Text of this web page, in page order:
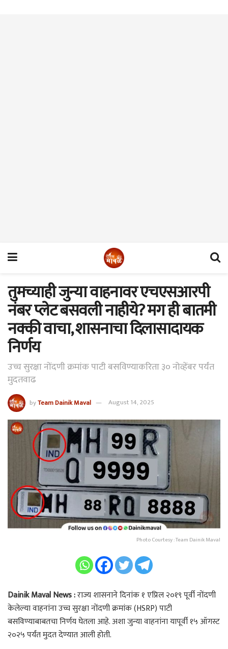
तुमच्याही जुन्या वाहनावर एचएसआरपी
नंबर प्लेट बसवली नाहीये? मग ही बातमी
नक्की वाचा, शासनाचा दिलासादायक
निर्णय
उच्च सुरक्षा नोंदणी क्रमांक पाटी बसविण्याकरिता ३० नोव्हेंबर पर्यंत
मुदतवाढ
byTeam Dainik Maval August 14, 2025
Photo Courtesy : Team Dainik Maval
Dainik Maval News :राज्य शासनाने दिनांक १ एप्रिल २०१९ पूर्वी नोंदणी
केलेल्या वाहनांना उच्च सुरक्षा नोंदणी क्रमांक (HSRP) पाटी
बसविण्याबाबतचा निर्णय घेतला आहे. अशा जुन्या वाहनांना यापूर्वी १५ ऑगस्ट
२०२५ पर्यंत मुदत देण्यात आली होती.